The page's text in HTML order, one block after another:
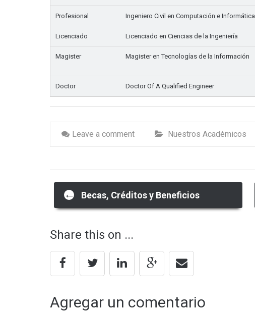
Profesional Ingeniero Civil en Computación e Informática
Licenciado Licenciado en Ciencias de la Ingeniería
Magister Magister en Tecnologías de la Información
Doctor Doctor Of A Qualified Engineer
Leave a comment Nuestros Académicos
Post
navigation
← Becas, Créditos y Beneficios
Share this on ...
Agregar un comentario